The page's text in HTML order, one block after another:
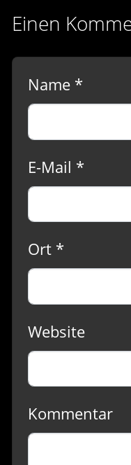
Einen
Name *
E-Mail *
Ort *
Website
Kommentar